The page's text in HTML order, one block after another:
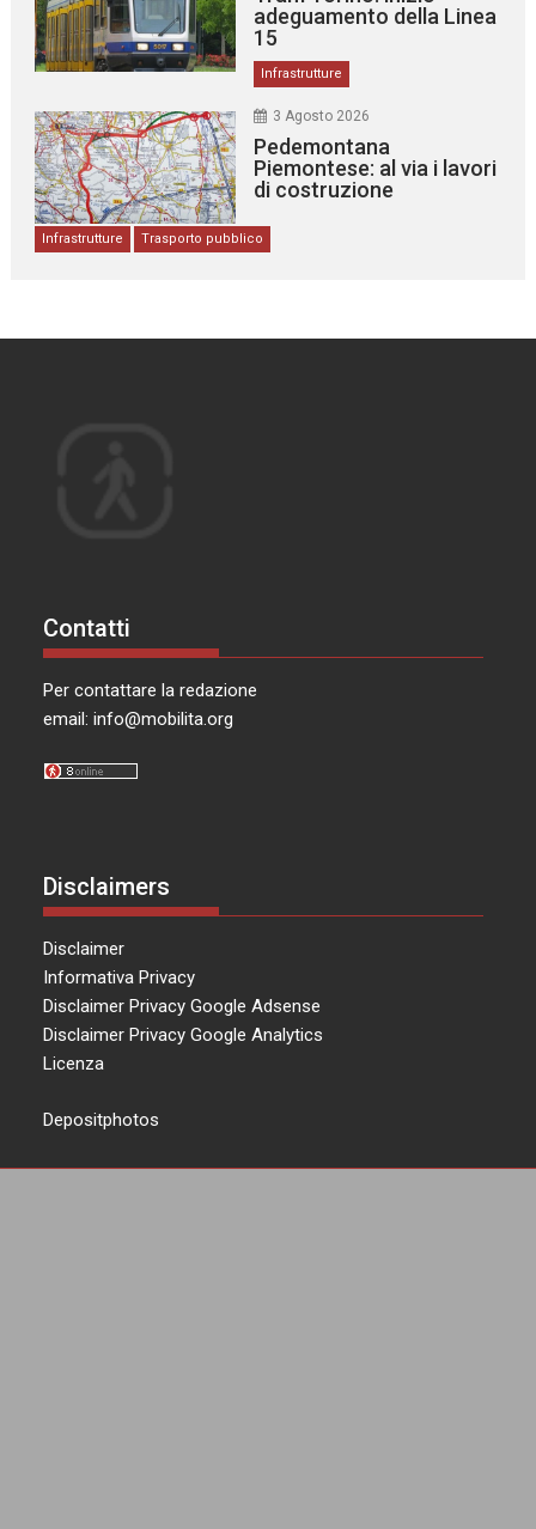
adeguamento della Linea
15
Infrastrutture
3 Agosto 2026
Pedemontana
Piemontese: al via i lavori
di costruzione
Infrastrutture Trasporto pubblico
Contatti
Per contattare la redazione
email:info@mobilita.org
Disclaimers
Disclaimer
Informativa Privacy
Disclaimer Privacy Google Adsense
Disclaimer Privacy Google Analytics
Licenza
Depositphotos